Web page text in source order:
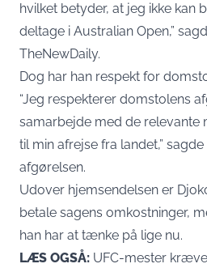
hvilket betyder, at jeg ikke kan
deltage i Australian Open,”
TheNewDaily.
Dog har han respekt for
“Jeg respekterer domstolens
samarbejde med de relevante
til min afrejse fra landet,”
afgørelsen.
Udover hjemsendelsen er
betale sagens omkostninger,
han har at tænke på lige nu.
LÆS OGSÅ: UFC-mester